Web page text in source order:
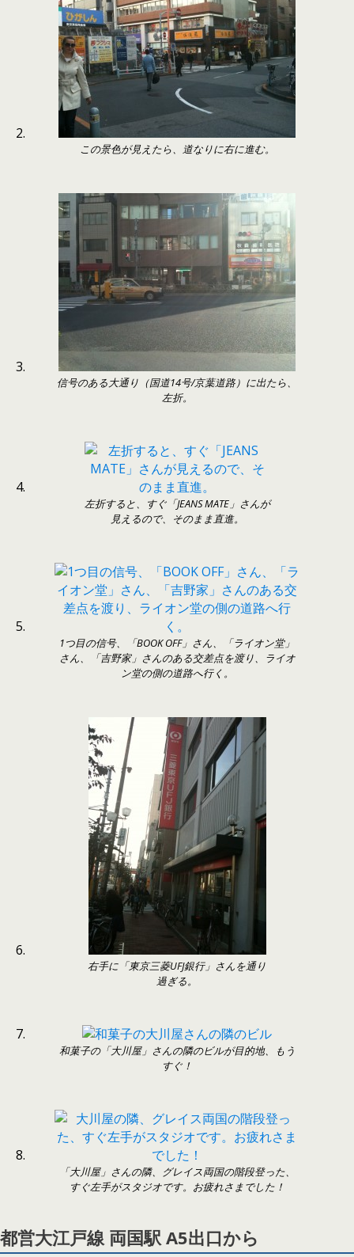
この景色が見えたら、道なりに右に進む。
信号のある大通り（国道14号/京葉道路）に出たら、
左折。
左折すると、すぐ「JEANS MATE」さんが
見えるので、そのまま直進。
1つ目の信号、「BOOK OFF」さん、「ライオン堂」
さん、「吉野家」さんのある交差点を渡り、ライオ
ン堂の側の道路へ行く。
右手に「東京三菱UFJ銀行」さんを通り
過ぎる。
和菓子の「大川屋」さんの隣のビルが目的地、もう
すぐ！
「大川屋」さんの隣、グレイス両国の階段登った、
すぐ左手がスタジオです。お疲れさまでした！
都営大江戸線 両国駅 A5出口から